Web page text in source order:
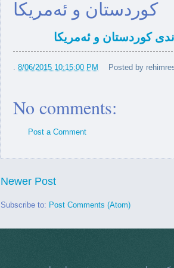
که‌مپه‌ین
واشنگتن سەبارەت بە پرسی
سەرۆ...
ئەمریکی شانازی بە کوردو
واشنگتن لە زمان بەیان
...
Congressman Gerry Connolly
ئاڵای ئەڤین بە
کوردستان و ئەمریکا
کوردستان و ئەمریکا
8/06/2015 10:15:00 PM Posted by
No comments:
Post a Comment
Newer Post
Subscribe to: Post Comments (Atom)